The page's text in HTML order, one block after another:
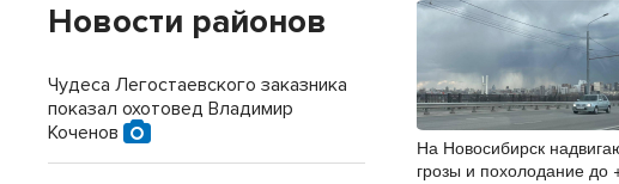
На Новосибирск
грозы и похолодание до
Новости районов
Чудеса Легостаевского заказника
показал охотовед Владимир
Коченов